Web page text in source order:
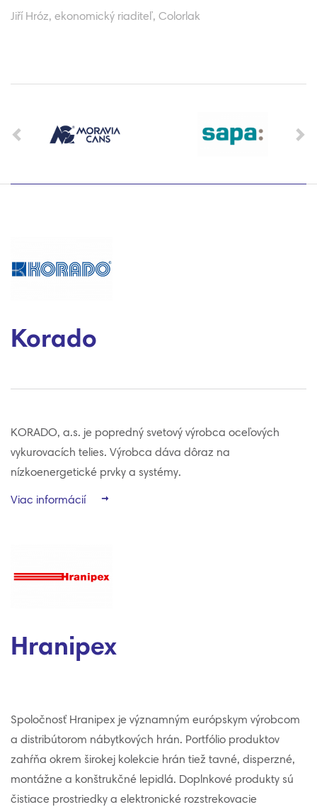
Jiří Hróz, ekonomický riaditeľ, Colorlak
Korado
KORADO, a.s. je popredný svetový výrobca oceľových
vykurovacích telies. Výrobca dáva dôraz na
nízkoenergetické prvky a systémy.
Viac informácií
Hranipex
Spoločnosť Hranipex je významným európskym výrobcom
a distribútorom nábytkových hrán. Portfólio produktov
zahŕňa okrem širokej kolekcie hrán tiež tavné, disperzné,
montážne a konštrukčné lepidlá. Doplnkové produkty sú
čistiace prostriedky a elektronické rozstrekovacie